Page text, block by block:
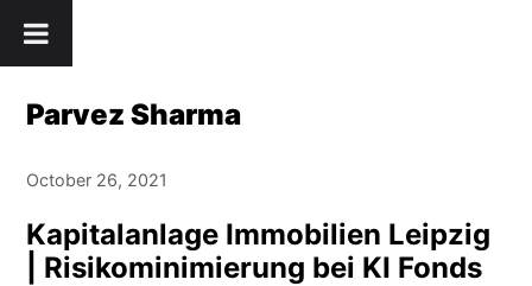
to
Parvez Sharma
October 26, 2021
Kapitalanlage Immobilien Leipzig
| Risikominimierung bei KI Fonds